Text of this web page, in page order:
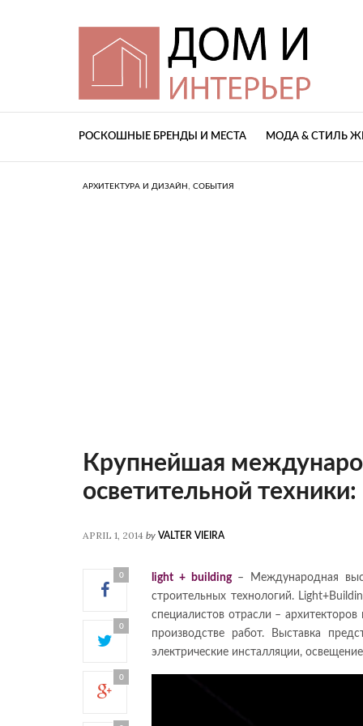
РОСКОШНЫЕ БРЕНДЫ И МЕСТА МОДА & СТИЛЬ
АРХИТЕКТУРА И ДИЗАЙН , СОБЫТИЯ
Крупнейшая
осветительной
APRIL 1, 2014 by VALTER VIEIRA
0
0
0
light + building– Международная
строительных технологий.
специалистов отрасли –
производстве работ. Выставка
электрические инсталляции,